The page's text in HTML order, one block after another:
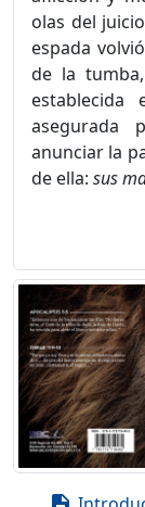
olas del
espada
de la
asegurada
anunciar la
de ella: sus